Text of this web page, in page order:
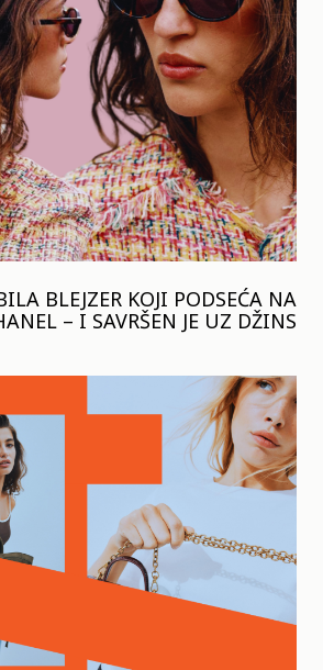
BLEJZER KOJI PODSEĆA NA
– I SAVRŠEN JE UZ DŽINS